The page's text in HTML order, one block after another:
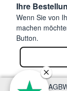
Ihre
Wenn Sie von
machen
Button.
ImpressumAGB